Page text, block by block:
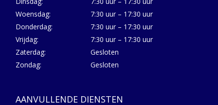
Woensdag:
7:30 uur – 17:30 uur
Donderdag:
7:30 uur – 17:30 uur
Vrijdag:
7:30 uur – 17:30 uur
Zaterdag:
Gesloten
Zondag:
Gesloten
AANVULLENDE DIENSTEN